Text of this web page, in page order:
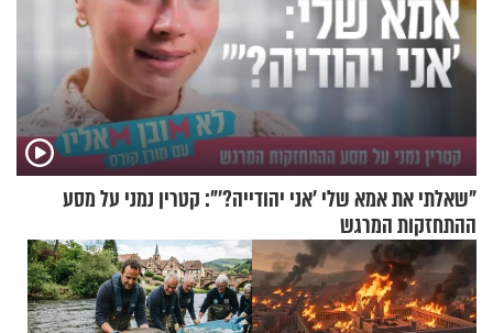
"שאלתי את אמא שלי 'אני יהודייה?'": קטרין נמני על מסע
ההתחזקות המרגש